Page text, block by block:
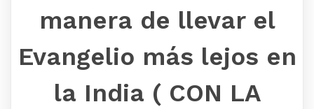
manera de llevar el
Evangelio más lejos en
la India ( CON LA